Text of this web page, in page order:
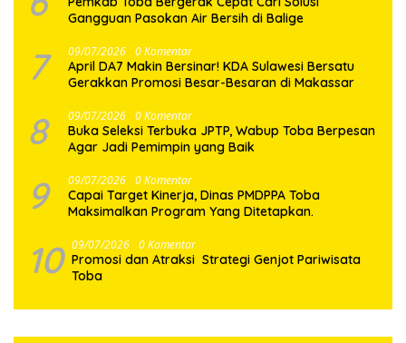
Gangguan Pasokan Air Bersih di Balige
7 09/07/2026 0 Komentar
April DA7 Makin Bersinar! KDA Sulawesi Bersatu
Gerakkan Promosi Besar-Besaran di Makassar
8 09/07/2026 0 Komentar
Buka Seleksi Terbuka JPTP, Wabup Toba Berpesan
Agar Jadi Pemimpin yang Baik
9 09/07/2026 0 Komentar
Capai Target Kinerja, Dinas PMDPPA Toba
Maksimalkan Program Yang Ditetapkan.
10 09/07/2026 0 Komentar
Promosi dan Atraksi Strategi Genjot Pariwisata
Toba